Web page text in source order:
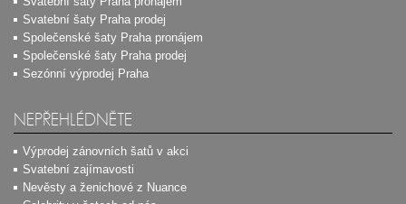
Svatební šaty Praha prodej
Společenské šaty Praha pronájem
Společenské šaty Praha prodej
Sezónní výprodej Praha
NEPŘEHLÉDNĚTE
Výprodej zánovních šatů v akci
Svatební zajímavosti
Nevěsty a ženichové z Nuance